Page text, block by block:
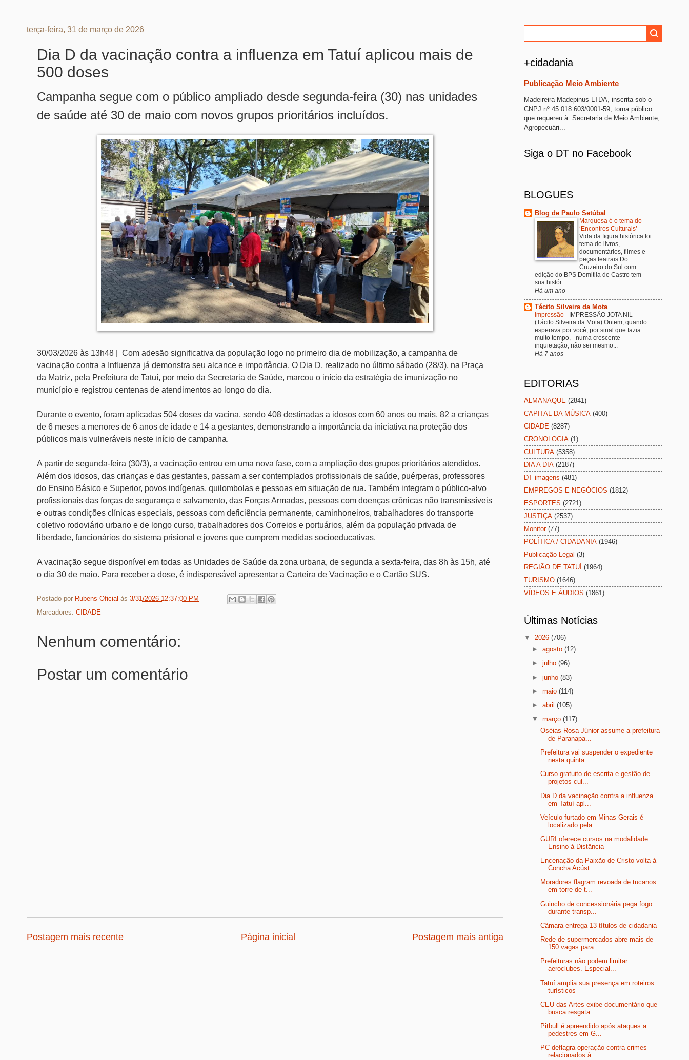
terça-feira, 31 de março de 2026
Dia D da vacinação contra a influenza em Tatuí aplicou mais de
500 doses
Campanha segue com o público ampliado desde segunda-feira (30) nas unidades
de saúde até 30 de maio com novos grupos prioritários incluídos.
30/03/2026 às 13h48 | Com adesão significativa da população logo no primeiro dia de mobilização, a campanha de
vacinação contra a Influenza já demonstra seu alcance e importância. O Dia D, realizado no último sábado (28/3), na Praça
da Matriz, pela Prefeitura de Tatuí, por meio da Secretaria de Saúde, marcou o início da estratégia de imunização no
município e registrou centenas de atendimentos ao longo do dia.
Durante o evento, foram aplicadas 504 doses da vacina, sendo 408 destinadas a idosos com 60 anos ou mais, 82 a crianças
de 6 meses a menores de 6 anos de idade e 14 a gestantes, demonstrando a importância da iniciativa na proteção dos
públicos mais vulneráveis neste início de campanha.
A partir de segunda-feira (30/3), a vacinação entrou em uma nova fase, com a ampliação dos grupos prioritários atendidos.
Além dos idosos, das crianças e das gestantes, passam a ser contemplados profissionais de saúde, puérperas, professores
do Ensino Básico e Superior, povos indígenas, quilombolas e pessoas em situação de rua. Também integram o público-alvo
profissionais das forças de segurança e salvamento, das Forças Armadas, pessoas com doenças crônicas não transmissíveis
e outras condições clínicas especiais, pessoas com deficiência permanente, caminhoneiros, trabalhadores do transporte
coletivo rodoviário urbano e de longo curso, trabalhadores dos Correios e portuários, além da população privada de
liberdade, funcionários do sistema prisional e jovens que cumprem medidas socioeducativas.
A vacinação segue disponível em todas as Unidades de Saúde da zona urbana, de segunda a sexta-feira, das 8h às 15h, até
o dia 30 de maio. Para receber a dose, é indispensável apresentar a Carteira de Vacinação e o Cartão SUS.
Postado por Rubens Oficial às 3/31/2026 12:37:00 PM
Marcadores: CIDADE
Nenhum comentário:
Postar um comentário
Postagem mais recente Postagem mais antiga
Página inicial
+cidadania
Publicação Meio Ambiente
Madeireira Madepinus LTDA, inscrita sob o
CNPJ nº 45.018.603/0001-59, torna público
que requereu à Secretaria de Meio Ambiente,
Agropecuári...
Siga o DT no Facebook
BLOGUES
Blog de Paulo Setúbal
Marquesa é o tema do
‘Encontros Culturais’ -
Vida da figura histórica foi
tema de livros,
documentários, filmes e
peças teatrais Do
Cruzeiro do Sul com
edição do BPS Domitila de Castro tem
sua histór...
Há um ano
Tácito Silveira da Mota
Impressão - IMPRESSÃO JOTA NIL
(Tácito Silveira da Mota) Ontem, quando
esperava por você, por sinal que fazia
muito tempo, - numa crescente
inquietação, não sei mesmo...
Há 7 anos
EDITORIAS
ALMANAQUE (2841)
CAPITAL DA MÚSICA (400)
CIDADE (8287)
CRONOLOGIA (1)
CULTURA (5358)
DIA A DIA (2187)
DT imagens (481)
EMPREGOS E NEGÓCIOS (1812)
ESPORTES (2721)
JUSTIÇA (2537)
Monitor (77)
POLÍTICA / CIDADANIA (1946)
Publicação Legal (3)
REGIÃO DE TATUÍ (1964)
TURISMO (1646)
VÍDEOS E ÁUDIOS (1861)
Últimas Notícias
▼ 2026 (706)
►agosto(12)
►julho(96)
►junho(83)
►maio(114)
►abril(105)
▼março(117)
Oséias Rosa Júnior assume a prefeitura
de Paranapa...
Prefeitura vai suspender o expediente
nesta quinta...
Curso gratuito de escrita e gestão de
projetos cul...
Dia D da vacinação contra a influenza
em Tatuí apl...
Veículo furtado em Minas Gerais é
localizado pela ...
GURI oferece cursos na modalidade
Ensino à Distância
Encenação da Paixão de Cristo volta à
Concha Acúst...
Moradores flagram revoada de tucanos
em torre de t...
Guincho de concessionária pega fogo
durante transp...
Câmara entrega 13 títulos de cidadania
Rede de supermercados abre mais de
150 vagas para ...
Prefeituras não podem limitar
aeroclubes. Especial...
Tatuí amplia sua presença em roteiros
turísticos
CEU das Artes exibe documentário que
busca resgata...
Pitbull é apreendido após ataques a
pedestres em G...
PC deflagra operação contra crimes
relacionados à ...